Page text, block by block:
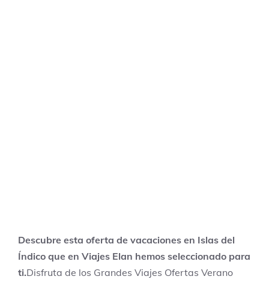
Descubre esta oferta de vacaciones en Islas del
Índico que en Viajes Elan hemos seleccionado para
ti.Disfruta de los Grandes Viajes Ofertas Verano